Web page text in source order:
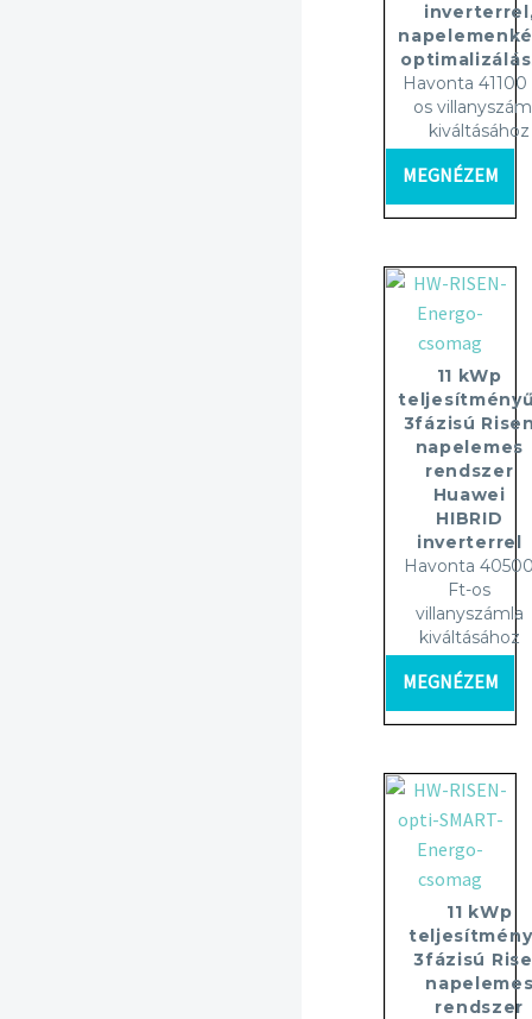
Havonta
os
kiváltásához
MEGNÉZEM
11 kWp
3fázisú
napelemes
rendszer
Huawei
HIBRID
inverterrel
Havonta
Ft-os
villanyszámla
kiváltásához
MEGNÉZEM
11 kWp
3fázisú
rendszer